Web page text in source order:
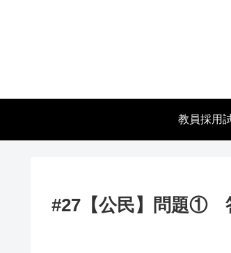
教員採用
#27【公民】問題①